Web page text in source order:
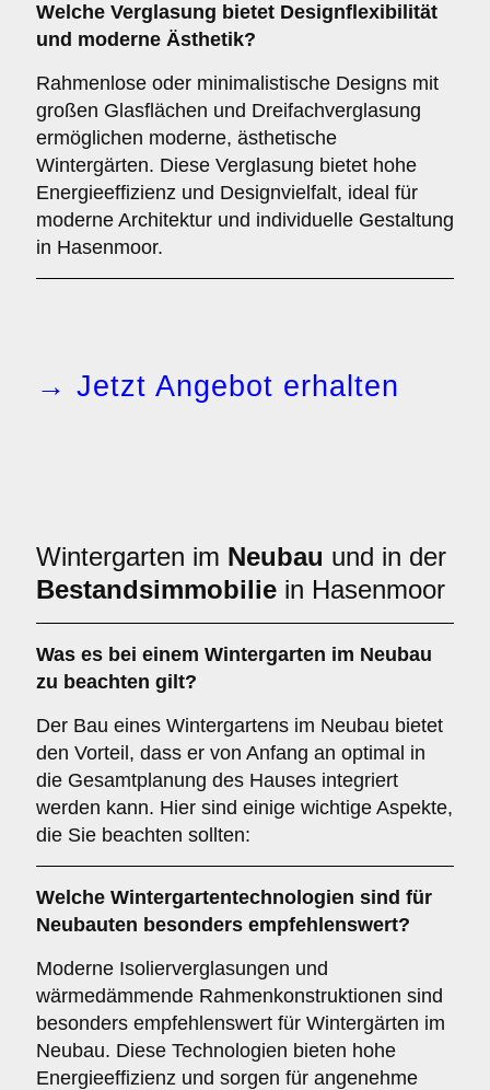
Welche Verglasung bietet Designflexibilität
und moderne Ästhetik?
Rahmenlose oder minimalistische Designs mit
großen Glasflächen und Dreifachverglasung
ermöglichen moderne, ästhetische
Wintergärten. Diese Verglasung bietet hohe
Energieeffizienz und Designvielfalt, ideal für
moderne Architektur und individuelle Gestaltung
in Hasenmoor.
→ Jetzt Angebot erhalten
Wintergarten im Neubau und in der
Bestandsimmobilie in Hasenmoor
Was es bei einem Wintergarten im Neubau
zu beachten gilt?
Der Bau eines Wintergartens im Neubau bietet
den Vorteil, dass er von Anfang an optimal in
die Gesamtplanung des Hauses integriert
werden kann. Hier sind einige wichtige Aspekte,
die Sie beachten sollten:
Welche Wintergartentechnologien sind für
Neubauten besonders empfehlenswert?
Moderne Isolierverglasungen und
wärmedämmende Rahmenkonstruktionen sind
besonders empfehlenswert für Wintergärten im
Neubau. Diese Technologien bieten hohe
Energieeffizienz und sorgen für angenehme